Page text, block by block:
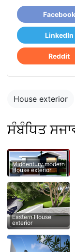
Facebook
LinkedIn
Reddit
House exterior
ਸੰਬੰਧਿਤ
Midcentury modern
House exterior
Eastern House
exterior